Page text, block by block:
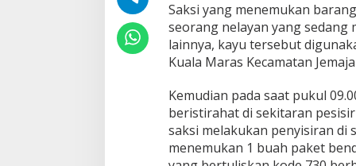
o
i
i
n
Saksi yang menemukan
seorang nelayan yang sedang
lainnya, kayu tersebut
Kuala Maras Kecamatan
Kemudian pada saat pukul
beristirahat di sekitaran
saksi melakukan penyisiran
menemukan 1 buah paket